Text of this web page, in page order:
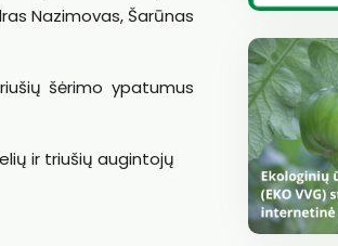
Nazimovas, Šarūnas
šėrimo ypatumus
ir triušių augintojų